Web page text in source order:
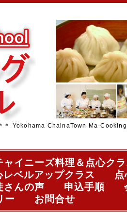
＊ Yokohama ChainaTown Ma-
ャイニーズ料理＆点心クラ
レベルアップクラス
さんの声 申込手順
ー お問合せ